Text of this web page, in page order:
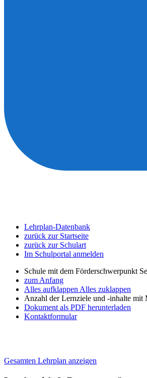
Lehrplan-Datenbank
zurück zur Startseite
zurück zur Schulart
Im Schulportal anmelden
Schule mit dem Förderschwerpunkt
zum Anfang
Alles aufklappen Alles zuklappen
Anzahl der Lernziele und -inhalte mit
Dokument als PDF herunterladen
Kontaktformular
Gesamten Lehrplan anzeigen